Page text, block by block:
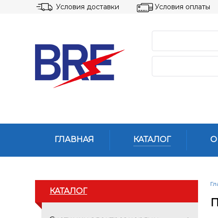
Условия доставки Условия оплаты
ГЛАВНАЯ КАТАЛОГ О
КАТАЛОГ